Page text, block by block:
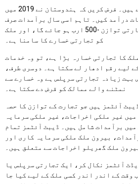
آئیے یہاں ایک مثال لیتے ہیں۔ فرض کریں کہ ہندوستان نے 2019 میں
درآمد کیں۔ تاہم اسی سال برآمدات صرف
1 ٹریلین رہی۔ اس طرح تجارتی توازن -500 ارب ہو جائے گا، اور ملک
کو تجارتی خسارے کا سامنا ہے۔
کا تجارتی خسارہ بڑا ہے، تو وہ خدمات
لیے رقم ادھار لے سکتا ہے۔ دوسری طرف،
بہت زیادہ تجارتی سرپلس ہے وہ خسارے سے
نمٹنے والے ممالک کو قرض دے سکتا ہے۔
آئٹمز ہیں جو تجارت کے توازن کا حصہ
غیر ملکی اخراجات، غیر ملکی سرمایہ
برآمدات شامل ہیں۔ ڈیبٹ آئٹمز تمام
بیرون ملک ملکی سرمایہ کاری اور
ملک گھریلو اخراجات سے متعلق ہیں۔
آئٹمز نکال کر، ایک تجارتی سرپلس یا
وقت کے اندر اندر کسی ملک کے لیے کیا جا